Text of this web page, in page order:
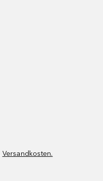
Versandkosten.